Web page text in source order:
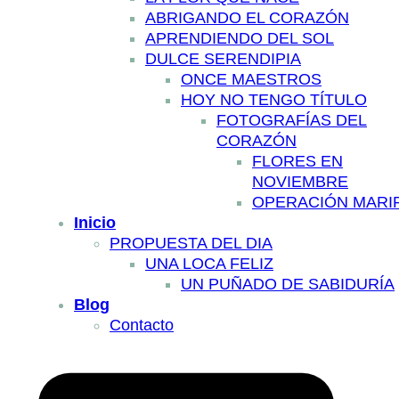
ABRIGANDO EL CORAZÓN
APRENDIENDO DEL SOL
DULCE SERENDIPIA
ONCE MAESTROS
HOY NO TENGO TÍTULO
FOTOGRAFÍAS DEL
CORAZÓN
FLORES EN
NOVIEMBRE
OPERACIÓN
Inicio
PROPUESTA DEL DIA
UNA LOCA FELIZ
UN PUÑADO DE SABIDURÍA
Blog
Contacto